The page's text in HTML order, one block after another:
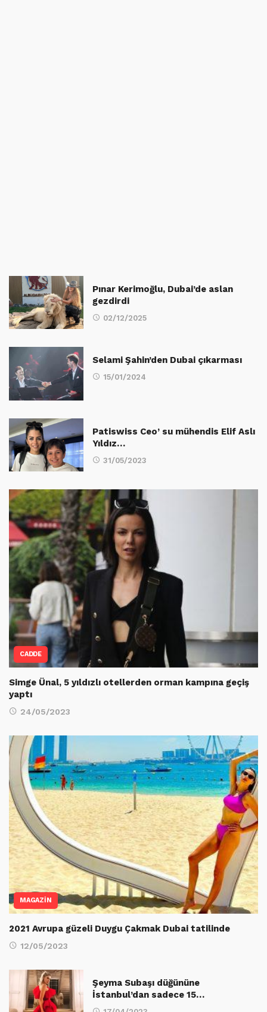
Pınar Kerimoğlu, Dubai’de aslan
gezdirdi
02/12/2025
Selami Şahin’den Dubai çıkarması
15/01/2024
Patiswiss Ceo’ su mühendis Elif Aslı
Yıldız…
31/05/2023
CADDE
Simge Ünal, 5 yıldızlı otellerden orman kampına geçiş
yaptı
24/05/2023
MAGAZİN
2021 Avrupa güzeli Duygu Çakmak Dubai tatilinde
12/05/2023
Şeyma Subaşı düğününe
İstanbul’dan sadece 15…